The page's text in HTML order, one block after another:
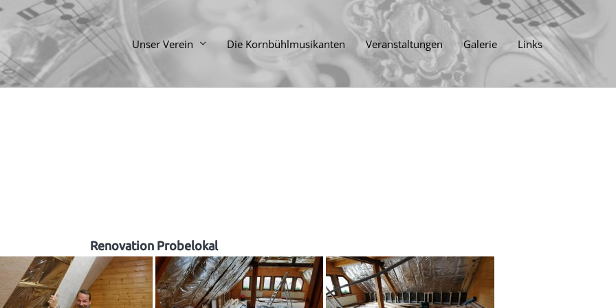
Unser Verein Die Kornbühlmusikanten Veranstaltungen Galerie Links
Renovation Probelokal